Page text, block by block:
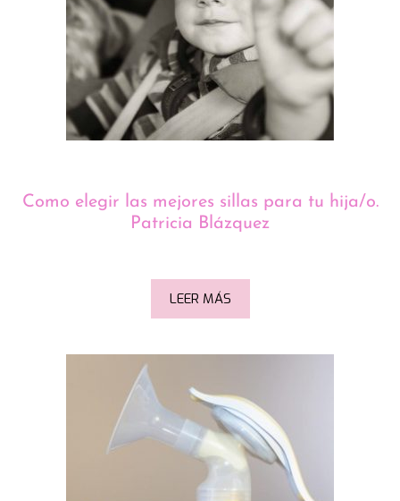
Como elegir las mejores sillas para tu hija/o.
Patricia Blázquez
LEER MÁS